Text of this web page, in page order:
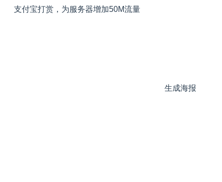
支付宝打赏，为服务器增加50M流量
生成海报